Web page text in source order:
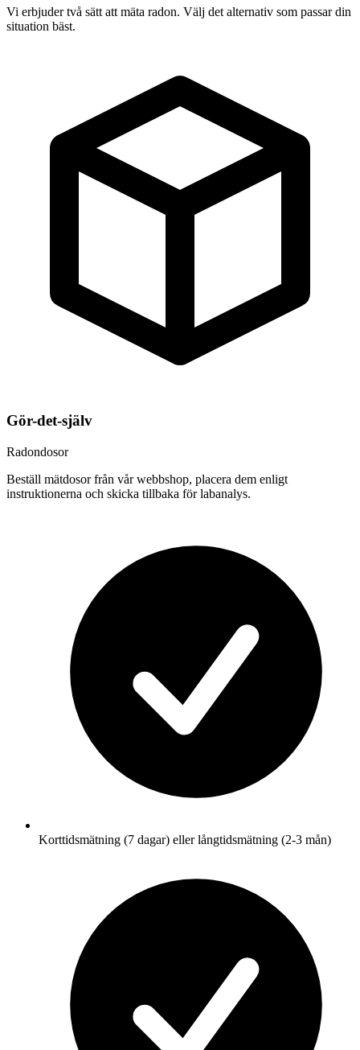
Vi erbjuder två sätt att mäta radon. Välj det alternativ som passar din
situation bäst.
Gör-det-själv
Radondosor
Beställ mätdosor från vår webbshop, placera dem enligt
instruktionerna och skicka tillbaka för labanalys.
Korttidsmätning (7 dagar) eller långtidsmätning (2-3 mån)